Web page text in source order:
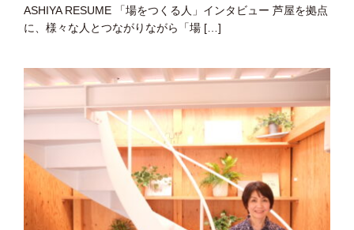
ASHIYA RESUME 「場をつくる人」インタビュー 芦屋を拠点
に、様々な人とつながりながら「場 […]